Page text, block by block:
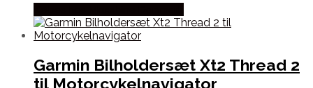
Garmin Bilholdersæt Xt2 Thread 2
til Motorcykelnavigator